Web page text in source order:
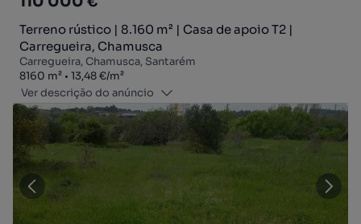
Terreno rústico | 8.160 m² | Casa de apoio T2 |
Carregueira, Chamusca
Carregueira, Chamusca, Santarém
Zona
8160 m²
Preço por metro quadrado
13,48 €/m²
Ver descrição do anúncio